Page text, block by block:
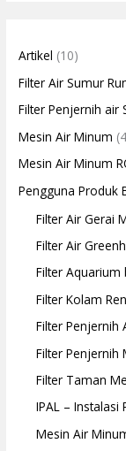
Artikel (10)
Filter Air Sumur
Filter Penjernih air
Mesin Air Minum
Mesin Air Minum
Pengguna Produk
Filter Air Gerai
Filter Air
Filter Aquarium
Filter Kolam
Filter Penjernih
Filter Penjernih
Filter Taman
IPAL – Instalasi
Mesin Air